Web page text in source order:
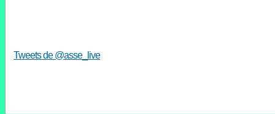
Tweets de @asse_live